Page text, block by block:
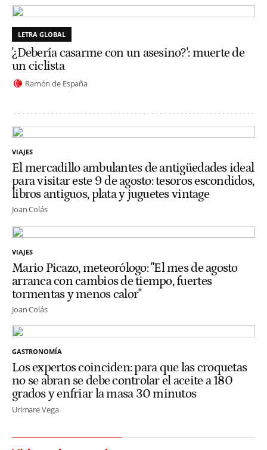
LETRA GLOBAL
'¿Debería casarme con un asesino?': muerte de
un ciclista
Ramón de España
VIAJES
El mercadillo ambulantes de antigüedades ideal
para visitar este 9 de agosto: tesoros escondidos,
libros antiguos, plata y juguetes vintage
Joan Colás
VIAJES
Mario Picazo, meteorólogo: "El mes de agosto
arranca con cambios de tiempo, fuertes
tormentas y menos calor"
Joan Colás
GASTRONOMÍA
Los expertos coinciden: para que las croquetas
no se abran se debe controlar el aceite a 180
grados y enfriar la masa 30 minutos
Urimare Vega